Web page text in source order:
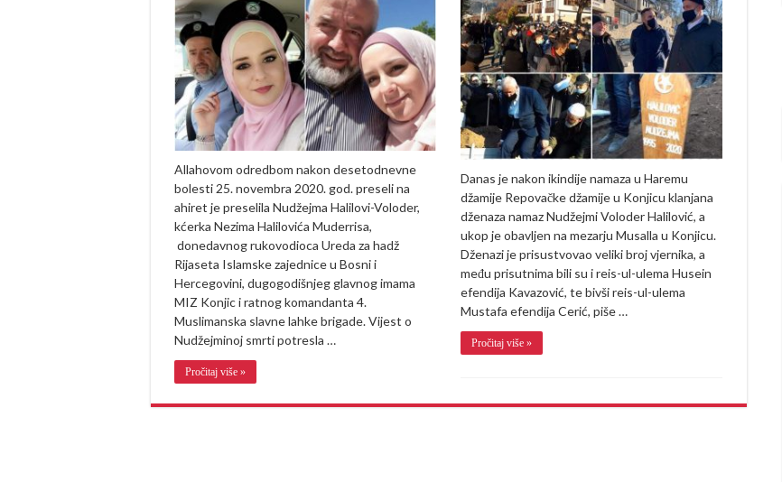
dirljivu
poruku:
“Šehidi
su
živi,
pa
zato
kažemo
da
naša
Nudžejma
danas
puni
26
godina”
Allahovom odredbom nakon desetodnevne
bolesti 25. novembra 2020. god. preseli na
ahiret je preselila Nudžejma Halilovi-Voloder,
kćerka Nezima Halilovića Muderrisa,
donedavnog rukovodioca Ureda za hadž
Rijaseta Islamske zajednice u Bosni i
Hercegovini, dugogodišnjeg glavnog imama
MIZ Konjic i ratnog komandanta 4.
Muslimanska slavne lahke brigade. Vijest o
Nudžejminoj smrti potresla …
Pročitaj više »
Nudžejmi
Voloder,
babo
Nezim
održao
emotivan
govor:
“Poljubio
sam
moju
Nudžejmu,
a
ona
kao
da
je
zaspala…”
(VIDEO)
Danas je nakon ikindije namaza u Haremu
džamije Repovačke džamije u Konjicu klanjana
dženaza namaz Nudžejmi Voloder Halilović, a
ukop je obavljen na mezarju Musalla u Konjicu.
Dženazi je prisustvovao veliki broj vjernika, a
među prisutnima bili su i reis-ul-ulema Husein
efendija Kavazović, te bivši reis-ul-ulema
Mustafa efendija Cerić, piše …
Pročitaj više »